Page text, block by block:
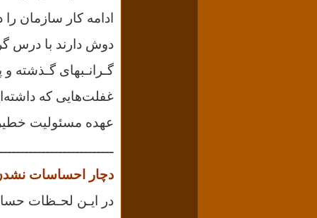
ادامه کار سازمان
دوش دارند با درس
گـرانـبهای گـذشته و
غفلت‌هایی که
عهده مسئولیت
دچار احساسات
در ایـن لحـظات